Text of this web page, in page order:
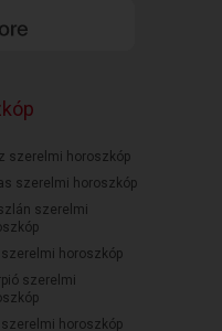
szerelmi horoszkóp
szerelmi horoszkóp
szerelmi
szerelmi horoszkóp
szerelmi
szerelmi horoszkóp